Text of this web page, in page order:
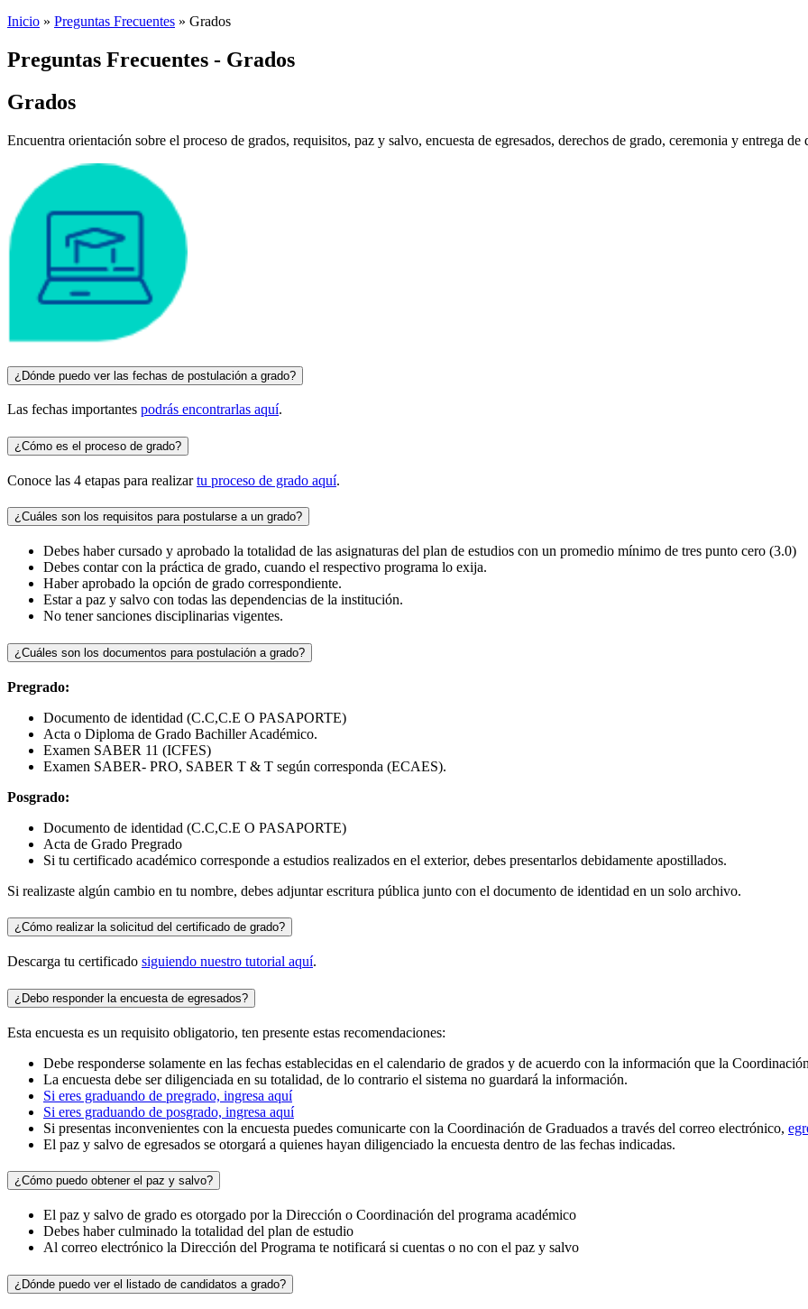
Inicio » Preguntas Frecuentes » Grados
Preguntas Frecuentes - Grados
Grados
Encuentra orientación sobre el proceso de grados, requisitos, paz y salvo, encuesta de egresados, derechos de grado, ceremonia y entrega de
¿Dónde puedo ver las fechas de postulación a grado?
Las fechas importantes podrás encontrarlas aquí.
¿Cómo es el proceso de grado?
Conoce las 4 etapas para realizartu proceso de grado aquí.
¿Cuáles son los requisitos para postularse a un grado?
Debes haber cursado y aprobado la totalidad de las asignaturas del plan de estudios con un promedio mínimo de tres punto cero (3.0)
Debes contar con la práctica de grado, cuando el respectivo programa lo exija.
Haber aprobado la opción de grado correspondiente.
Estar a paz y salvo con todas las dependencias de la institución.
No tener sanciones disciplinarias vigentes.
¿Cuáles son los documentos para postulación a grado?
Pregrado:
Documento de identidad (C.C,C.E O PASAPORTE)
Acta o Diploma de Grado Bachiller Académico.
Examen SABER 11 (ICFES)
Examen SABER- PRO, SABER T & T según corresponda (ECAES).
Posgrado:
Documento de identidad (C.C,C.E O PASAPORTE)
Acta de Grado Pregrado
Si tu certificado académico corresponde a estudios realizados en el exterior, debes presentarlos debidamente apostillados.
Si realizaste algún cambio en tu nombre, debes adjuntar escritura pública junto con el documento de identidad en un solo archivo.
¿Cómo realizar la solicitud del certificado de grado?
Descarga tu certificado siguiendo nuestro tutorial aquí.
¿Debo responder la encuesta de egresados?
Esta encuesta es un requisito obligatorio, ten presente estas recomendaciones:
Debe responderse solamente en las fechas establecidas en el calendario de grados y de acuerdo con la información que la
La encuesta debe ser diligenciada en su totalidad, de lo contrario el sistema no guardará la información.
Si eres graduando de pregrado, ingresa aquí
Si eres graduando de posgrado, ingresa aquí
Si presentas inconvenientes con la encuesta puedes comunicarte con la Coordinación de Graduados a través del correo electrónico,
El paz y salvo de egresados se otorgará a quienes hayan diligenciado la encuesta dentro de las fechas indicadas.
¿Cómo puedo obtener el paz y salvo?
El paz y salvo de grado es otorgado por la Dirección o Coordinación del programa académico
Debes haber culminado la totalidad del plan de estudio
Al correo electrónico la Dirección del Programa te notificará si cuentas o no con el paz y salvo
¿Dónde puedo ver el listado de candidatos a grado?